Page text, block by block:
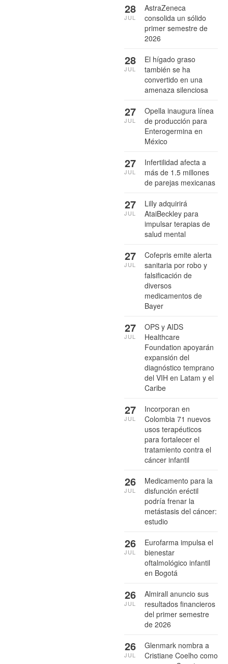
AstraZeneca
consolida un sólido
primer semestre de
2026
28
JUL
El hígado graso
también se ha
convertido en una
amenaza silenciosa
28
JUL
Opella inaugura línea
de producción para
Enterogermina en
México
27
JUL
Infertilidad afecta a
más de 1.5 millones
de parejas mexicanas
27
JUL
Lilly adquirirá
AtaiBeckley para
impulsar terapias de
salud mental
27
JUL
Cofepris emite alerta
sanitaria por robo y
falsificación de
diversos
medicamentos de
Bayer
27
JUL
OPS y AIDS
Healthcare
Foundation apoyarán
expansión del
diagnóstico temprano
del VIH en Latam y el
Caribe
27
JUL
Incorporan en
Colombia 71 nuevos
usos terapéuticos
para fortalecer el
tratamiento contra el
cáncer infantil
27
JUL
Medicamento para la
disfunción eréctil
podría frenar la
metástasis del cáncer:
estudio
26
JUL
Eurofarma impulsa el
bienestar
oftalmológico infantil
en Bogotá
26
JUL
Almirall anuncio sus
resultados financieros
del primer semestre
de 2026
26
JUL
Glenmark nombra a
Cristiane Coelho como
26
JUL